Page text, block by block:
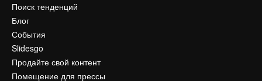
Поиск тенденций
Блог
События
Slidesgo
Продайте свой контент
Помещение для прессы